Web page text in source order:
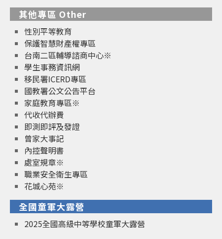
其他專區 Other
性別平等教育
保護智慧財產權專區
台南二區輔導諮商中心※
學生事務資訊網
移民署ICERD專區
國教署公文公告平台
家庭教育專區※
代收代辦費
即測即評及發證
曾家大事記
內控聲明書
處室規章※
職業安全衛生專區
花城心苑※
全國童軍大露營
2025全國高級中等學校童軍大露營